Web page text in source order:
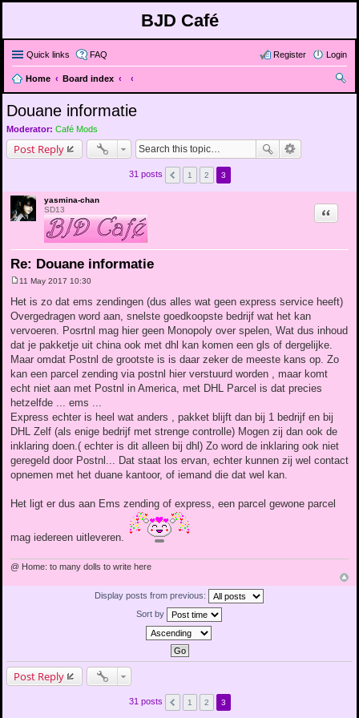
BJD Café
Quick links FAQ Login
Register
Home
Board index
Douane informatie
Moderator: Café Mods
Post Reply
31 posts 1 2 3
yasmina-chan
SD13
Re: Douane informatie
Quote
s
t
11 May 2017 10:30
Het is zo dat ems zendingen (dus alles wat geen express service heeft)
Overgedragen word aan, snelste goedkoopste bedrijf wat het kan
vervoeren. Posrtnl mag hier geen Monopoly over spelen, Wat dus inhoud
dat je pakketje uit china ook met dhl kan komen een gls of dergelijke.
Maar omdat Postnl de grootste is is daar zeker de meeste kans op. Zo
kan een parcel zending via postnl hier verstuurd worden , maar komt
echt niet aan met Postnl in America, met DHL Parcel is dat precies
hetzelfde ... ems ...
Express echter is heel wat anders , pakket blijft dan bij 1 bedrijf en bij
DHL Zelf (als enige bedrijf met strenge controlle) Mogen zij dan ook de
inklaring doen.( echter is dit alleen bij dhl) Zo word de inklaring ook niet
geregeld door Postnl... Dat staat los ervan, echter kunnen zij wel contact
opnemen met het duane kantoor, of iemand die dat wel kan.
Het ligt er dus aan Ems zending of express, een parcel gewone parcel
mag iedereen uitleveren.
@ Home: to many dolls to write here
Display posts from previous:
Sort by
Post Reply
31 posts 1 2 3